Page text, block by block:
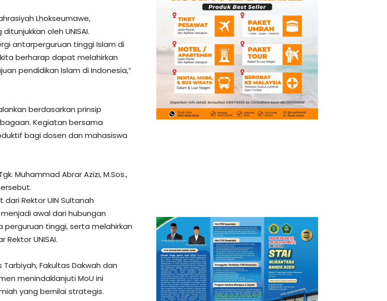
Lhokseumawe,
oleh UNISAI.
antarperguruan tinggi Islam di
berharap dapat melahirkan
pendidikan Islam di Indonesia,”
berdasarkan prinsip
Kegiatan bersama
bagi dosen dan mahasiswa
Muhammad Abrar Azizi, M.Sos.,
Rektor UIN Sultanah
awal dari hubungan
tinggi, serta melahirkan
UNISAI.
Fakultas Dakwah dan
menindaklanjuti MoU ini
yang bernilai strategis.